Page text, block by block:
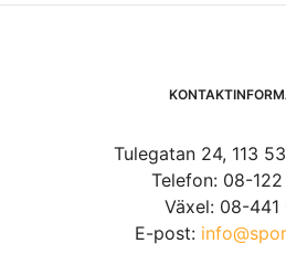
Tulegatan 24, 113
Telefon: 08-
Växel: 08-441
E-post: